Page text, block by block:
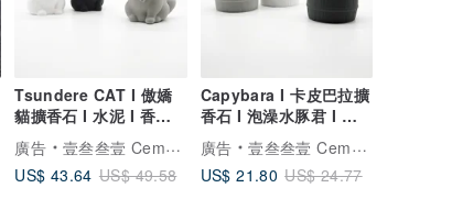
Tsundere CAT I 傲嬌
貓擴香石 I 水泥 I 香氛 I
禮物 I 附5mi精油
廣告
壹叁叁壹 Cementer No.1331
US$ 43.64 US$ 49.58
Capybara I 卡皮巴拉擴
香石 I 泡澡水豚君 I 附
5ml精油－交換禮物
廣告
壹叁叁壹 Cementer No.1331
US$ 21.80 US$ 24.77